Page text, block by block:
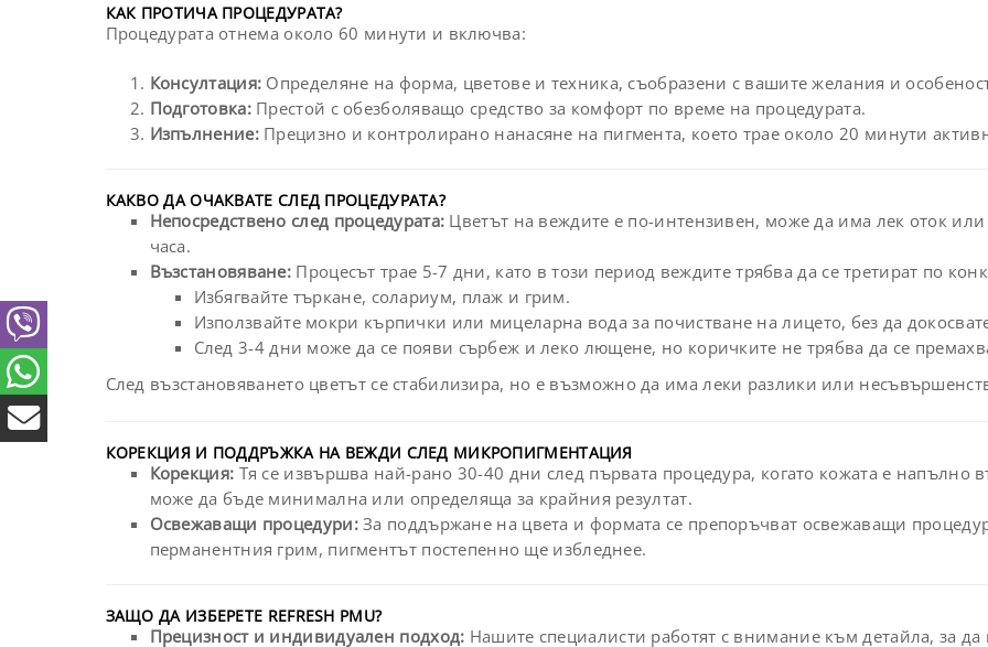
КАК ПРОТИЧА ПРОЦЕДУРАТА?
Процедурата отнема около 60 минути и включва:
Консултация: Определяне на форма, цветове и техника, съобразени с вашите желания и
Подготовка:Престой с обезболяващо средство за комфорт по време на процедурата.
Изпълнение:Прецизно и контролирано нанасяне на пигмента, което трае около 20 минути
КАКВО ДА ОЧАКВАТЕ СЛЕД ПРОЦЕДУРАТА?
Непосредствено след процедурата: Цветът на веждите е по-интензивен, може да има лек оток
часа.
Възстановяване: Процесът трае 5-7 дни, като в този период веждите трябва да се третират по
Избягвайте търкане, солариум, плаж и грим.
Използвайте мокри кърпички или мицеларна вода за почистване на лицето, без да
След 3-4 дни може да се появи сърбеж и леко лющене, но коричките не трябва да се
След възстановяването цветът се стабилизира, но е възможно да има леки разлики или
КОРЕКЦИЯ И ПОДДРЪЖКА НА ВЕЖДИ СЛЕД МИКРОПИГМЕНТАЦИЯ
Корекция: Тя се извършва най-рано 30-40 дни след първата процедура, когато кожата е напълно
може да бъде минимална или определяща за крайния резултат.
Освежаващи процедури:За поддържане на цвета и формата се препоръчват освежаващи
перманентния грим, пигментът постепенно ще избледнее.
ЗАЩО ДА ИЗБЕРЕТЕ REFRESH PMU?
Прецизност и индивидуален подход: Нашите специалисти работят с внимание към детайла, за да